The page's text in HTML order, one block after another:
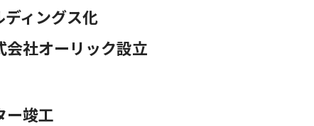
ィングス化
社オーリック設立
ー竣工